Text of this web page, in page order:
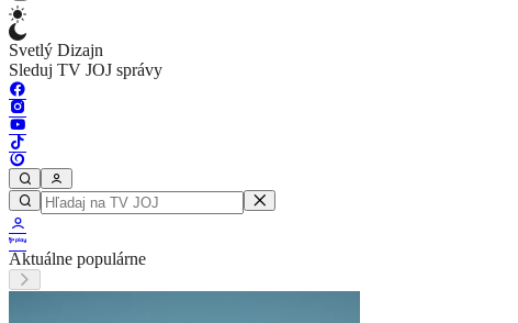
Svetlý Dizajn
Sleduj TV JOJ správy
Aktuálne populárne